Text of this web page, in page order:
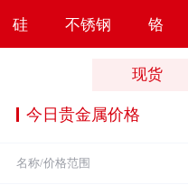
硅 不锈钢 铬
现货
今日贵金属价格
名称/价格范围